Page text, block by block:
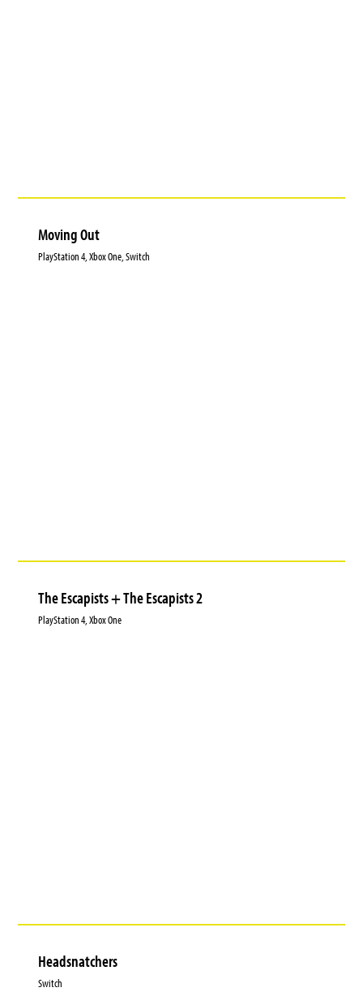
Moving Out
PlayStation 4, Xbox One, Switch
The Escapists + The Escapists 2
PlayStation 4, Xbox One
Headsnatchers
Switch